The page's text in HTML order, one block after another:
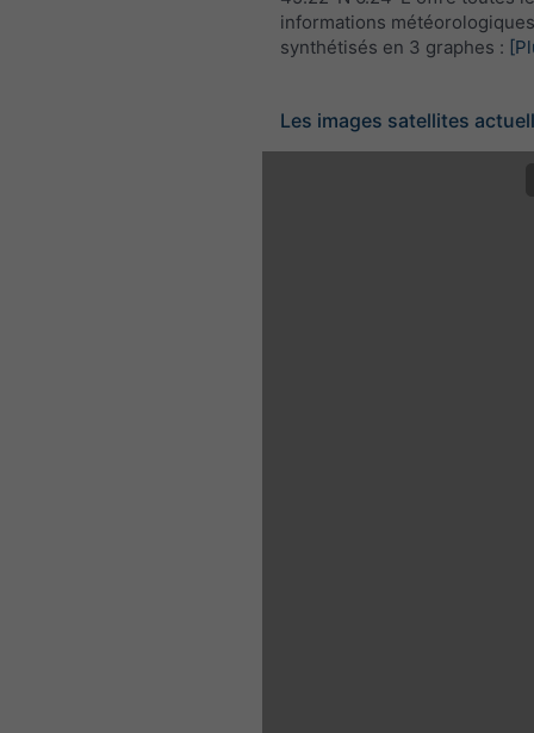
informations météorologiques
synthétisés en 3 graphes :
Les images satellites